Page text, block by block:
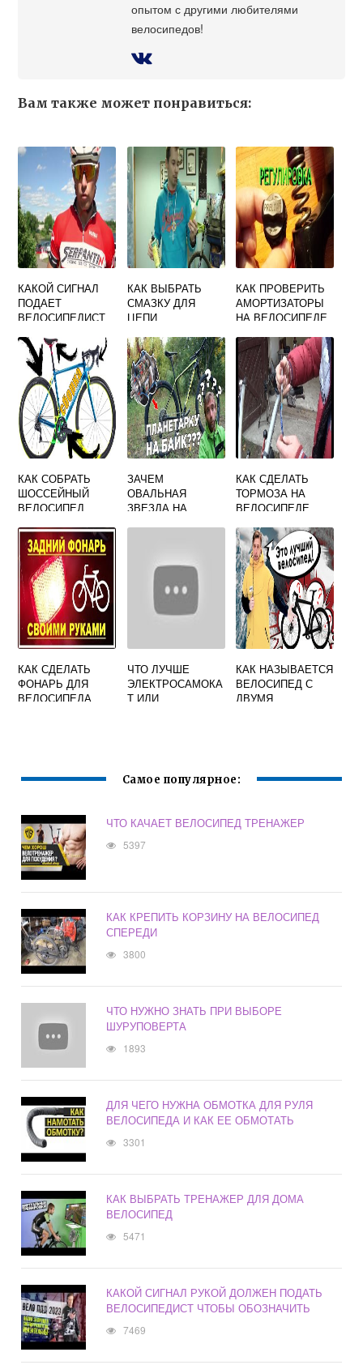
опытом с другими любителями
велосипедов!
Вам также может понравиться:
КАКОЙ СИГНАЛ
ПОДАЕТ
ВЕЛОСИПЕДИСТ
КАК ВЫБРАТЬ
СМАЗКУ ДЛЯ
ЦЕПИ
КАК ПРОВЕРИТЬ
АМОРТИЗАТОРЫ
НА ВЕЛОСИПЕДЕ
КАК СОБРАТЬ
ШОССЕЙНЫЙ
ВЕЛОСИПЕД
ЗАЧЕМ
ОВАЛЬНАЯ
ЗВЕЗДА НА
КАК СДЕЛАТЬ
ТОРМОЗА НА
ВЕЛОСИПЕДЕ
ЕСЛИ ТРОСИК
ДЛИННЫЙ
КАК СДЕЛАТЬ
ФОНАРЬ ДЛЯ
ВЕЛОСИПЕДА
ЧТО ЛУЧШЕ
ЭЛЕКТРОСАМОКА
Т ИЛИ
КАК НАЗЫВАЕТСЯ
ВЕЛОСИПЕД С
ДВУМЯ
Самое популярное:
ЧТО КАЧАЕТ ВЕЛОСИПЕД ТРЕНАЖЕР
5397
КАК КРЕПИТЬ КОРЗИНУ НА ВЕЛОСИПЕД
СПЕРЕДИ
3800
ЧТО НУЖНО ЗНАТЬ ПРИ ВЫБОРЕ
ШУРУПОВЕРТА
1893
ДЛЯ ЧЕГО НУЖНА ОБМОТКА ДЛЯ РУЛЯ
ВЕЛОСИПЕДА И КАК ЕЕ ОБМОТАТЬ
3301
КАК ВЫБРАТЬ ТРЕНАЖЕР ДЛЯ ДОМА
ВЕЛОСИПЕД
5471
КАКОЙ СИГНАЛ РУКОЙ ДОЛЖЕН ПОДАТЬ
ВЕЛОСИПЕДИСТ ЧТОБЫ ОБОЗНАЧИТЬ
7469